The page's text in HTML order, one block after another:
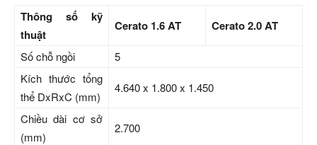
Thông số kỹ
thuật
Cerato 1.6 AT Cerato 2.0 AT
Số chỗ ngồi
5
Kích thước tổng
thể DxRxC (mm)
4.640 x 1.800 x 1.450
Chiều dài cơ sở
(mm)
2.700